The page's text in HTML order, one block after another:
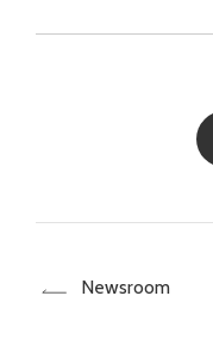
Newsroom